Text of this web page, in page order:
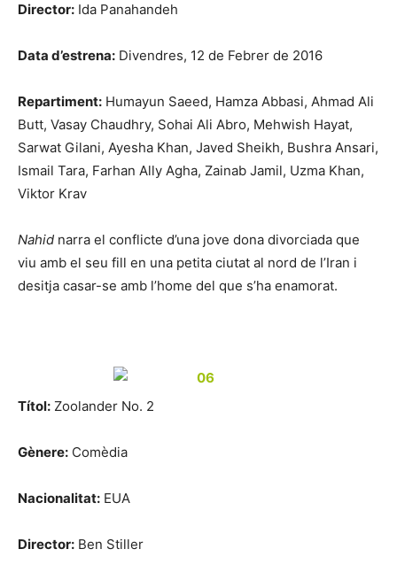
Director: Ida Panahandeh
Data d’estrena: Divendres, 12 de Febrer de 2016
Repartiment: Humayun Saeed, Hamza Abbasi, Ahmad Ali
Butt, Vasay Chaudhry, Sohai Ali Abro, Mehwish Hayat,
Sarwat Gilani, Ayesha Khan, Javed Sheikh, Bushra Ansari,
Ismail Tara, Farhan Ally Agha, Zainab Jamil, Uzma Khan,
Viktor Krav
Nahid narra el conflicte d’una jove dona divorciada que
viu amb el seu fill en una petita ciutat al nord de l’Iran i
desitja casar-se amb l’home del que s’ha enamorat.
Títol: Zoolander No. 2
Gènere: Comèdia
Nacionalitat: EUA
Director: Ben Stiller